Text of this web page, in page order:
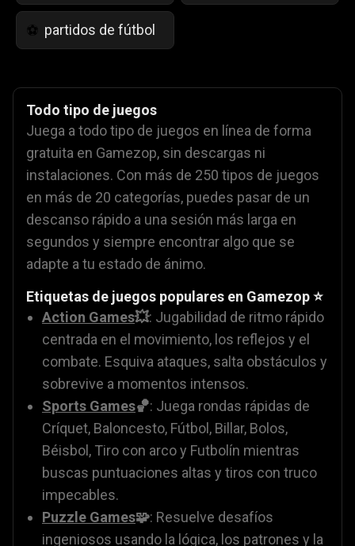
⚽ partidos de fútbol
Todo tipo de juegos
Juega a todo tipo de juegos en línea de forma
gratuita en Gamezop, sin descargas ni
instalaciones. Con más de 250 tipos de juegos
en más de 20 categorías, puedes pasar de un
descanso rápido a una sesión más larga en
segundos y siempre encontrar algo que se
adapte a tu estado de ánimo.
Etiquetas de juegos populares en Gamezop ⭐
Action Games💥: Jugabilidad de ritmo rápido
centrada en el movimiento, los reflejos y el
combate. Esquiva ataques, salta obstáculos y
sobrevive a momentos intensos.
Sports Games🏀: Juega rondas rápidas de
Críquet, Baloncesto, Fútbol, Billar, Bolos,
Béisbol, Tiro con arco y Futbolín mientras
buscas puntuaciones altas y tiros con truco
impecables.
Puzzle Games🧩: Resuelve desafíos
ingeniosos usando la lógica, los patrones y la